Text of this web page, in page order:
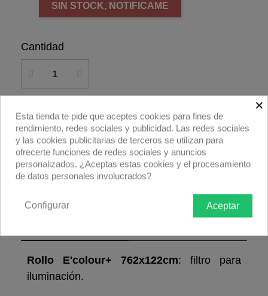
SIN STOCK, NOTIFICAME
Cantidad
Añadir al carrito
Compra ahora
Rollo filtro Rosco E-colour+ E252 1/8 White
Diffusion 762x122cm.
Rollo E'colour+ 762x122cm: filtro para
iluminación.
×
Esta tienda te pide que aceptes cookies para fines de
rendimiento, redes sociales y publicidad. Las redes sociales
y las cookies publicitarias de terceros se utilizan para
ofrecerte funciones de redes sociales y anuncios
personalizados. ¿Aceptas estas cookies y el procesamiento
de datos personales involucrados?
Aceptar
Configurar